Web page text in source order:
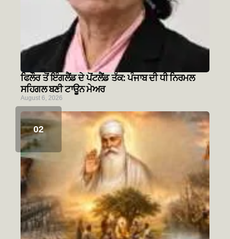
ਫਿਲੌਰ ਤੋਂ ਇੰਗਲੈਂਡ ਦੇ ਪੋਂਟਲੈਂਡ ਤੱਕ: ਪੰਜਾਬ ਦੀ ਧੀ ਨਿਰਮਲ
ਸਹਿਗਲ ਬਣੀ ਟਾਊਨ ਮੇਅਰ
August 6, 2026